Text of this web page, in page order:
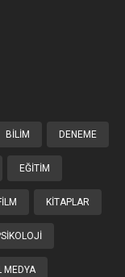
BILIM DENEME
EĞITIM
KITAPLAR
MEDYA